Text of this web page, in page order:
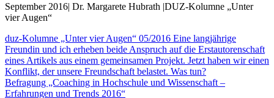
September 2016| Dr. Margarete Hubrath |DUZ-Kolumne „Unter
vier Augen“
duz-Kolumne „Unter vier Augen“ 05/2016 Eine langjährige
Freundin und ich erheben beide Anspruch auf die Erstautorenschaft
eines Artikels aus einem gemeinsamen Projekt. Jetzt haben wir einen
Konflikt, der unsere Freundschaft belastet. Was tun?
Befragung „Coaching in Hochschule und Wissenschaft –
Erfahrungen und Trends 2016“